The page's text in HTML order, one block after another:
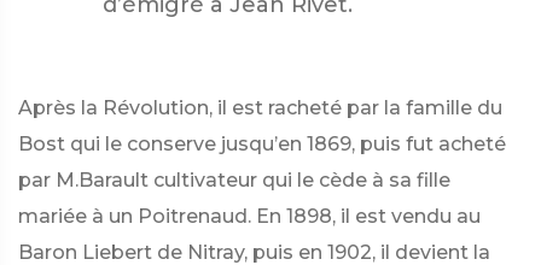
Après la Révolution, il est racheté par la famille du
Bost qui le conserve jusqu’en 1869, puis fut acheté
par M.Barault cultivateur qui le cède à sa fille
mariée à un Poitrenaud. En 1898, il est vendu au
Baron Liebert de Nitray, puis en 1902, il devient la